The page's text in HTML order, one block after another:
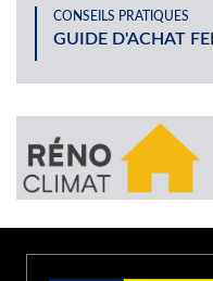
LÉONARD
9365 rue De Meaux St-
PORTE ET
Laurentides, Laval, QC,
Canada
CONSEILS PRATIQUES
GUIDE D'ACHAT